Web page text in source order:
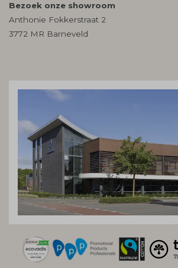
Bezoek onze showroom
Anthonie Fokkerstraat 2
3772 MR Barneveld